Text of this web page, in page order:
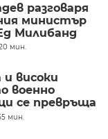
разговаря
министър
Милибанд
мин.
високи
военно
се превръща
мин.